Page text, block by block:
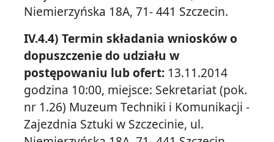
Niemierzyńska 18A, 71- 441 Szczecin.
IV.4.4) Termin składania wniosków o
dopuszczenie do udziału w
postępowaniu lub ofert: 13.11.2014
godzina 10:00, miejsce: Sekretariat (pok.
nr 1.26) Muzeum Techniki i Komunikacji -
Zajezdnia Sztuki w Szczecinie, ul.